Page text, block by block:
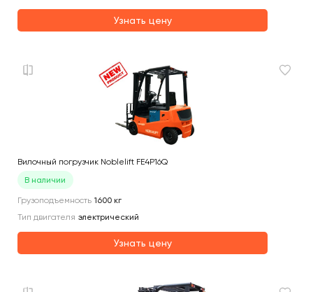
Узнать цену
Вилочный погрузчик Noblelift FE4P16Q
В наличии
Грузоподъемность 1600 кг
Тип двигателя электрический
Узнать цену